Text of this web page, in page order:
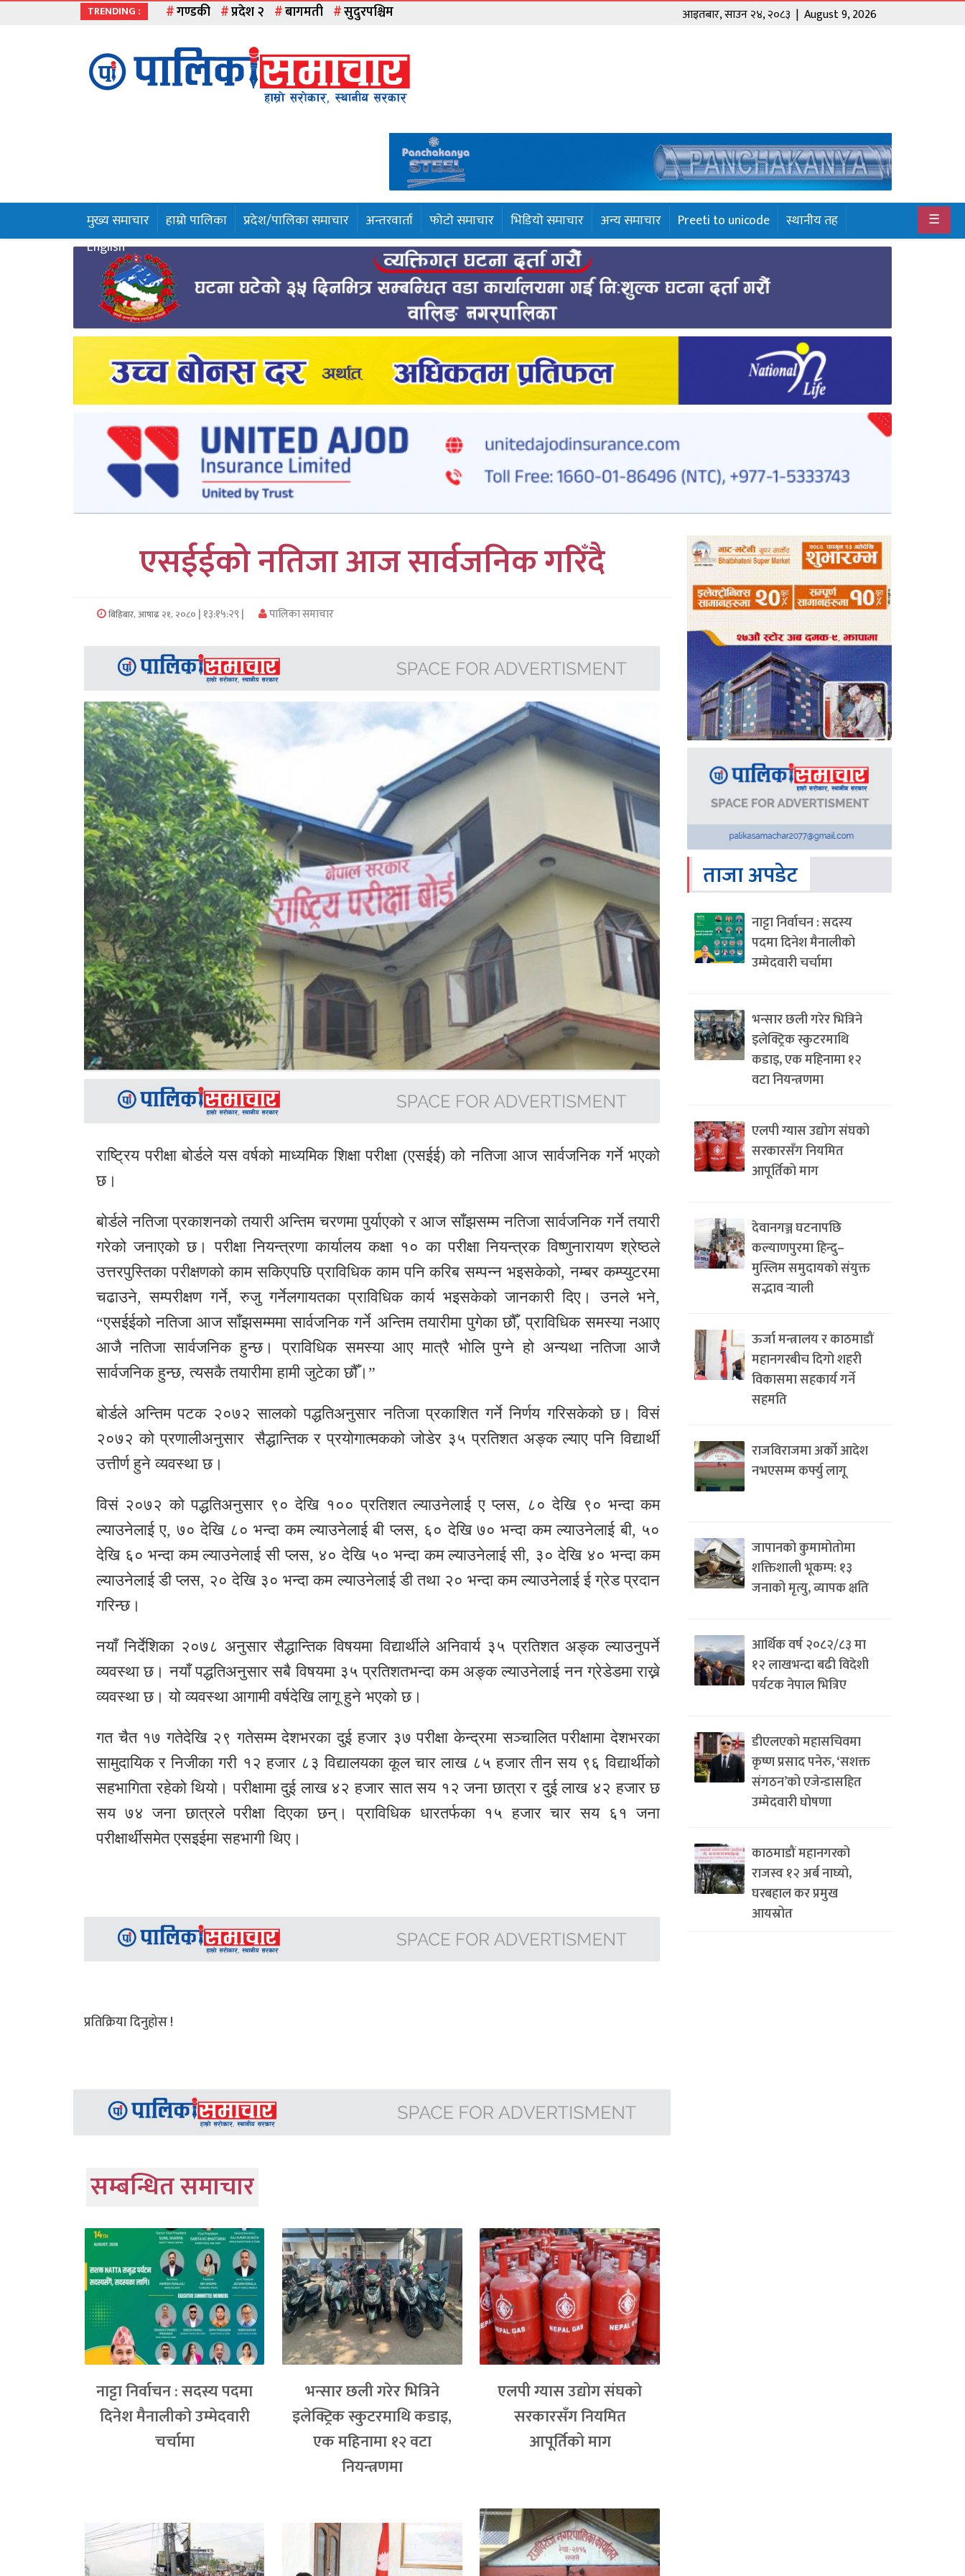
TRENDING : गण्डकी प्रदेश २ बागमती सुदुरपश्चिम आइतबार,साउन२४,२०८३ | August 9, 2026
☰
मुख्य समाचार हाम्रो पालिका प्रदेश/पालिका समाचार अन्तरवार्ता फोटो समाचार भिडियो समाचार अन्य समाचार Preeti to unicode
स्थानीय तह
English
एसईईको नतिजा आज सार्वजनिक गरिँदै
बिहिबार, आषाढ २१, २०८० | १३:१५:२९ | पालिका समाचार
राष्ट्रिय परीक्षा बोर्डले यस वर्षको माध्यमिक शिक्षा परीक्षा (एसईई) को नतिजा आज सार्वजनिक गर्ने भएको
छ।
बोर्डले नतिजा प्रकाशनको तयारी अन्तिम चरणमा पुर्याएको र आज साँझसम्म नतिजा सार्वजनिक गर्ने तयारी
गरेको जनाएको छ। परीक्षा नियन्त्रणा कार्यालय कक्षा १० का परीक्षा नियन्त्रक विष्णुनारायण श्रेष्ठले
उत्तरपुस्तिका परीक्षणको काम सकिएपछि प्राविधिक काम पनि करिब सम्पन्न भइसकेको, नम्बर कम्प्युटरमा
चढाउने, सम्परीक्षण गर्ने, रुजु गर्नेलगायतका प्राविधिक कार्य भइसकेको जानकारी दिए। उनले भने,
“एसईईको नतिजा आज साँझसम्ममा सार्वजनिक गर्ने अन्तिम तयारीमा पुगेका छौँ, प्राविधिक समस्या नआए
आजै नतिजा सार्वजनिक हुन्छ। प्राविधिक समस्या आए मात्रै भोलि पुग्ने हो अन्यथा नतिजा आजै
सार्वजनिक हुन्छ, त्यसकै तयारीमा हामी जुटेका छौँ।”
बोर्डले अन्तिम पटक २०७२ सालको पद्धतिअनुसार नतिजा प्रकाशित गर्ने निर्णय गरिसकेको छ। विसं
२०७२ को प्रणालीअनुसार सैद्धान्तिक र प्रयोगात्मकको जोडेर ३५ प्रतिशत अङ्क ल्याए पनि विद्यार्थी
उत्तीर्ण हुने व्यवस्था छ।
विसं २०७२ को पद्धतिअनुसार ९० देखि १०० प्रतिशत ल्याउनेलाई ए प्लस, ८० देखि ९० भन्दा कम
ल्याउनेलाई ए, ७० देखि ८० भन्दा कम ल्याउनेलाई बी प्लस, ६० देखि ७० भन्दा कम ल्याउनेलाई बी, ५०
देखि ६० भन्दा कम ल्याउनेलाई सी प्लस, ४० देखि ५० भन्दा कम ल्याउनेलाई सी, ३० देखि ४० भन्दा कम
ल्याउनेलाई डी प्लस, २० देखि ३० भन्दा कम ल्याउनेलाई डी तथा २० भन्दा कम ल्याउनेलाई ई ग्रेड प्रदान
गरिन्छ।
नयाँ निर्देशिका २०७८ अनुसार सैद्धान्तिक विषयमा विद्यार्थीले अनिवार्य ३५ प्रतिशत अङ्क ल्याउनुपर्ने
व्यवस्था छ। नयाँ पद्धतिअनुसार सबै विषयमा ३५ प्रतिशतभन्दा कम अङ्क ल्याउनेलाई नन ग्रेडेडमा राख्ने
व्यवस्था छ। यो व्यवस्था आगामी वर्षदेखि लागू हुने भएको छ।
गत चैत १७ गतेदेखि २९ गतेसम्म देशभरका दुई हजार ३७ परीक्षा केन्द्रमा सञ्चालित परीक्षामा देशभरका
सामुदायिक र निजीका गरी १२ हजार ८३ विद्यालयका कूल चार लाख ८५ हजार तीन सय ९६ विद्यार्थीको
सहभागिता रहेको थियो। परीक्षामा दुई लाख ४२ हजार सात सय १२ जना छात्रा र दुई लाख ४२ हजार छ
सय ७४ जना छात्रले परीक्षा दिएका छन्। प्राविधिक धारतर्फका १५ हजार चार सय ६१ जना
परीक्षार्थीसमेत एसइईमा सहभागी थिए।
प्रतिक्रिया दिनुहोस !
सम्बन्धित समाचार
नाट्टा निर्वाचन : सदस्य पदमा
दिनेश मैनालीको उम्मेदवारी
चर्चामा
भन्सार छली गरेर भित्रिने
इलेक्ट्रिक स्कुटरमाथि कडाइ,
एक महिनामा १२ वटा
नियन्त्रणमा
एलपी ग्यास उद्योग संघको
सरकारसँग नियमित
आपूर्तिको माग
ताजा अपडेट
नाट्टा निर्वाचन : सदस्य
पदमा दिनेश मैनालीको
उम्मेदवारी चर्चामा
भन्सार छली गरेर भित्रिने
इलेक्ट्रिक स्कुटरमाथि
कडाइ, एक महिनामा १२
वटा नियन्त्रणमा
एलपी ग्यास उद्योग संघको
सरकारसँग नियमित
आपूर्तिको माग
देवानगञ्ज घटनापछि
कल्याणपुरमा हिन्दु–
मुस्लिम समुदायको संयुक्त
सद्भाव र्‍याली
ऊर्जा मन्त्रालय र काठमाडौं
महानगरबीच दिगो शहरी
विकासमा सहकार्य गर्ने
सहमति
राजविराजमा अर्को आदेश
नभएसम्म कर्फ्यु लागू
जापानको कुमामोतोमा
शक्तिशाली भूकम्प: १३
जनाको मृत्यु, व्यापक क्षति
आर्थिक वर्ष २०८२/८३ मा
१२ लाखभन्दा बढी विदेशी
पर्यटक नेपाल भित्रिए
डीएलएको महासचिवमा
कृष्ण प्रसाद पनेरु, ‘सशक्त
संगठन’को एजेन्डासहित
उम्मेदवारी घोषणा
काठमाडौं महानगरको
राजस्व १२ अर्ब नाघ्यो,
घरबहाल कर प्रमुख
आयस्रोत